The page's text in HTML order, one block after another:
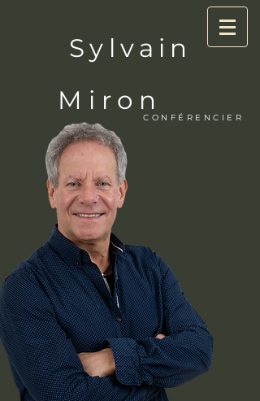
Sylvain
Miron
CONFÉRENCIER